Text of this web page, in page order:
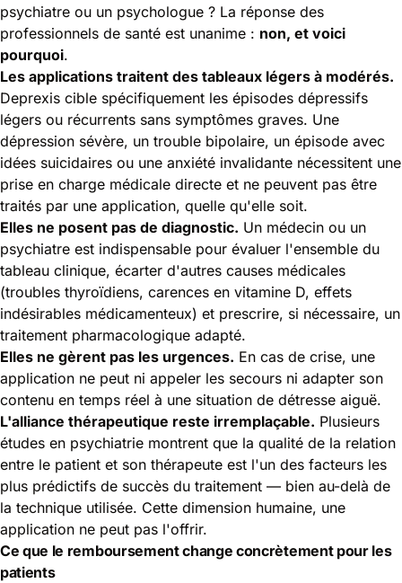
psychiatre ou un psychologue ? La réponse des
professionnels de santé est unanime : non, et voici
pourquoi.
Les applications traitent des tableaux légers à modérés.
Deprexis cible spécifiquement les épisodes dépressifs
légers ou récurrents sans symptômes graves. Une
dépression sévère, un trouble bipolaire, un épisode avec
idées suicidaires ou une anxiété invalidante nécessitent une
prise en charge médicale directe et ne peuvent pas être
traités par une application, quelle qu'elle soit.
Elles ne posent pas de diagnostic. Un médecin ou un
psychiatre est indispensable pour évaluer l'ensemble du
tableau clinique, écarter d'autres causes médicales
(troubles thyroïdiens, carences en vitamine D, effets
indésirables médicamenteux) et prescrire, si nécessaire, un
traitement pharmacologique adapté.
Elles ne gèrent pas les urgences. En cas de crise, une
application ne peut ni appeler les secours ni adapter son
contenu en temps réel à une situation de détresse aiguë.
L'alliance thérapeutique reste irremplaçable. Plusieurs
études en psychiatrie montrent que la qualité de la relation
entre le patient et son thérapeute est l'un des facteurs les
plus prédictifs de succès du traitement — bien au-delà de
la technique utilisée. Cette dimension humaine, une
application ne peut pas l'offrir.
Ce que le remboursement change concrètement pour les
patients